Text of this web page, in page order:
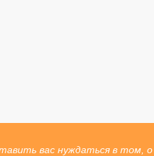
вас нуждаться в том,